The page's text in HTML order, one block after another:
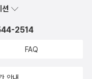
션
2514
FAQ